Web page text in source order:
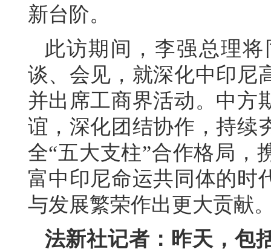
新台阶。
此访期间，李强总理
谈、会见，就深化中印尼
并出席工商界活动。中方
谊，深化团结协作，持续
全“五大支柱”合作格局，
富中印尼命运共同体的时
与发展繁荣作出更大贡献
法新社记者：昨天，包